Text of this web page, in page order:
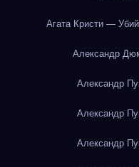
Агата Кристи —
Александр
Александр
Александр
Александр